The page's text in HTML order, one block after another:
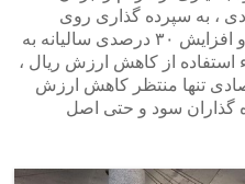
، به سپرده گذاری روی
بیاورند. با توجه به نرخ بالای تورم و افزایش ۳۰ درصدی سالیانه به
استفاده از کاهش ارزش ریال ،
تنها منتظر کاهش ارزش
گذاران سود و حتی اصل